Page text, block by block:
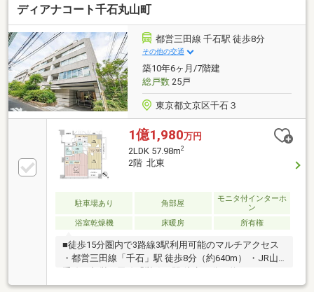
7.5帖以上のゆったり空間◆9階部分には1部屋のみのプ
レミア住戸◇駐車場専用利用権あり＝＝＝＝＝＝＝＝
＝＝＝＝＝＝＝＝＝＝＝＝＝【学校】・区立昭和小学
校 … 徒歩4分・区立第九中学校 … 徒歩8分■周辺環境ツ
アー開催中！現地ご見学後に周辺環境を車でぐるっと
ご案内♪詳細はお気軽にお問い合わせください♪
ディアナコート千石丸山町
都営三田線 千石駅 徒歩8分
その他の交通
築10年6ヶ月/7階建
総戸数25戸
東京都文京区千石３
1億1,980万円
2LDK 57.98m2
2階 北東
駐車場あり 角部屋
モニタ付インターホ
ン
浴室乾燥機
床暖房 所有権
■徒歩15分圏内で3路線3駅利用可能のマルチアクセス
・都営三田線「千石」駅 徒歩8分（約640m） ・JR山
東京メトロ丸ノ内線「新大塚」駅 徒歩12分（約